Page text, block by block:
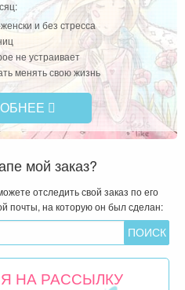
и без стресса
не устраивает
менять свою жизнь
мой заказ?
отследить свой заказ по его
почты, на которую он был сделан:
НА РАССЫЛКУ